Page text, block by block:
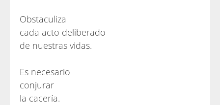
Obstaculiza
cada acto deliberado
de nuestras vidas.
Es necesario
conjurar
la cacería.